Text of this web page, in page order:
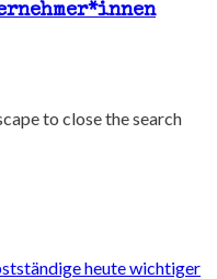
to close the search
heute wichtiger